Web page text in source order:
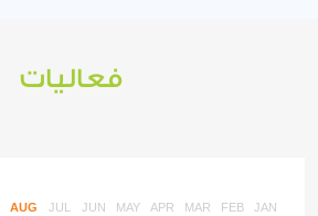
فعاليات
JAN
FEB
MAR
APR
MAY
JUN
JUL
AUG